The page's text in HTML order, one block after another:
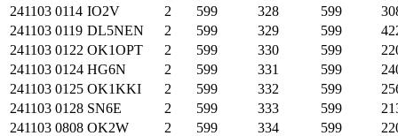
241103 0114 IO2V 2 599 328 599
241103 0119 DL5NEN 2 599 329 599
241103 0122 OK1OPT 2 599 330 599
241103 0124 HG6N 2 599 331 599
241103 0125 OK1KKI 2 599 332 599
241103 0128 SN6E 2 599 333 599
241103 0808 OK2W 2 599 334 599